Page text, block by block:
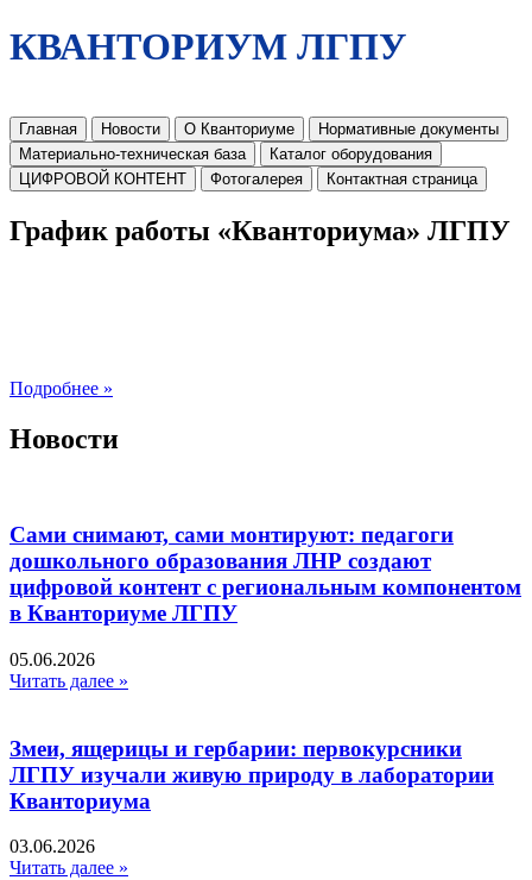
КВАНТОРИУМ ЛГПУ
Главная Новости О Кванториуме
Нормативные документы
Материально-техническая база
Каталог оборудования
ЦИФРОВОЙ КОНТЕНТ
Фотогалерея Контактная страница
График работы «Кванториума» ЛГПУ
Подробнее »
Новости
Сами снимают, сами монтируют: педагоги
дошкольного образования ЛНР создают
цифровой контент с региональным компонентом
в Кванториуме ЛГПУ​
05.06.2026
Читать далее »
Змеи, ящерицы и гербарии: первокурсники
ЛГПУ изучали живую природу в лаборатории
Кванториума
03.06.2026
Читать далее »